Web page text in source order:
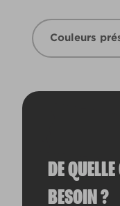
Couleurs
DE
BESOIN ?